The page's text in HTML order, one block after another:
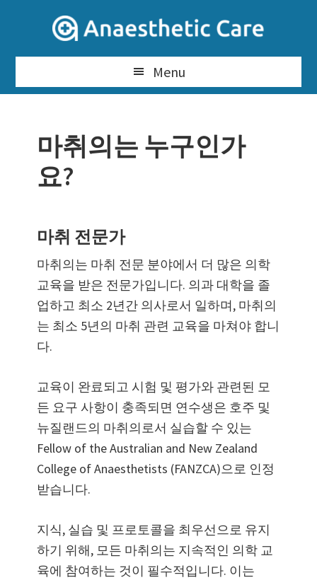
Menu
마취의는 누구인가
요?
마취 전문가
마취의는 마취 전문 분야에서 더 많은 의학
교육을 받은 전문가입니다. 의과 대학을 졸
업하고 최소 2년간 의사로서 일하며, 마취의
는 최소 5년의 마취 관련 교육을 마쳐야 합니
다.
교육이 완료되고 시험 및 평가와 관련된 모
든 요구 사항이 충족되면 연수생은 호주 및
뉴질랜드의 마취의로서 실습할 수 있는
Fellow of the Australian and New Zealand
College of Anaesthetists (FANZCA)으로 인정
받습니다.
지식, 실습 및 프로토콜을 최우선으로 유지
하기 위해, 모든 마취의는 지속적인 의학 교
육에 참여하는 것이 필수적입니다. 이는